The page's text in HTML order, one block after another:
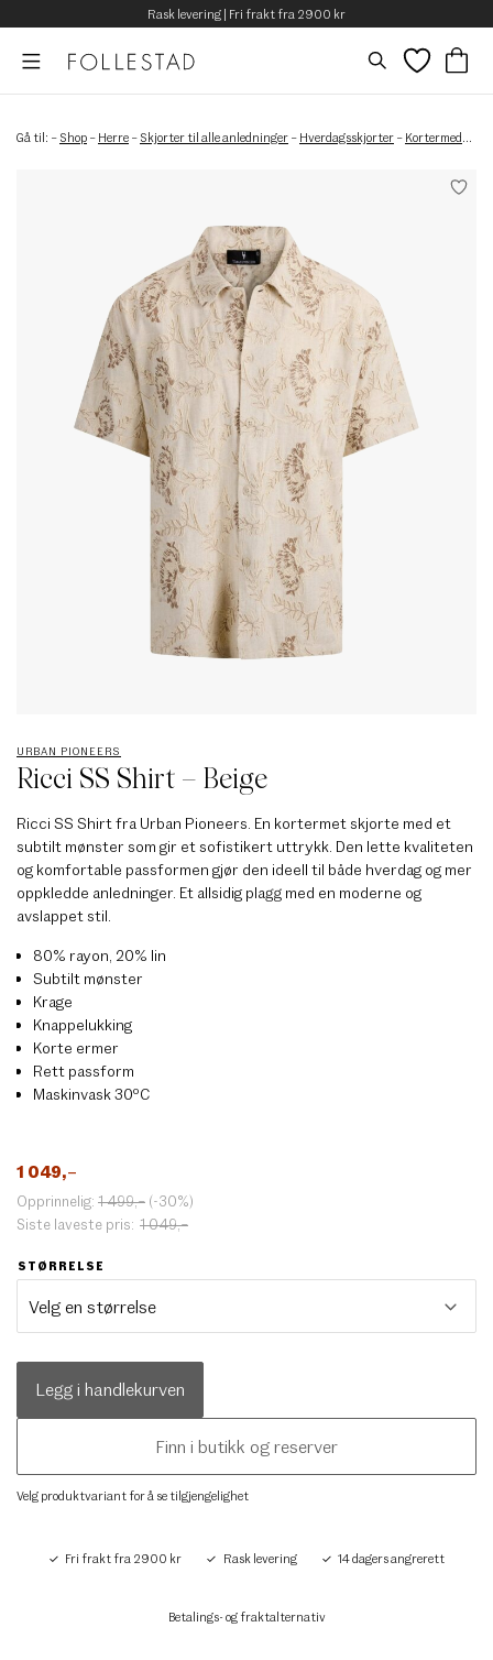
Rask levering | Fri frakt fra 2900 kr
Gå til: – Shop – Herre – Skjorter til alle anledninger – Hverdagsskjorter – Kortermede skjorter
URBAN PIONEERS
Ricci SS Shirt – Beige
Ricci SS Shirt fra Urban Pioneers. En kortermet skjorte med et
subtilt mønster som gir et sofistikert uttrykk. Den lette kvaliteten
og komfortable passformen gjør den ideell til både hverdag og mer
oppkledde anledninger. Et allsidig plagg med en moderne og
avslappet stil.
80% rayon, 20% lin
Subtilt mønster
Krage
Knappelukking
Korte ermer
Rett passform
Maskinvask 30ºC
1 049,–
Opprinnelig: 1 499,– (-30%)
Siste laveste pris: 1 049,–
STØRRELSE
Legg i handlekurven
Finn i butikk og reserver
Velg produktvariant for å se tilgjengelighet
Fri frakt fra 2900 kr Rask levering 14 dagers angrerett
Betalings- og fraktalternativ